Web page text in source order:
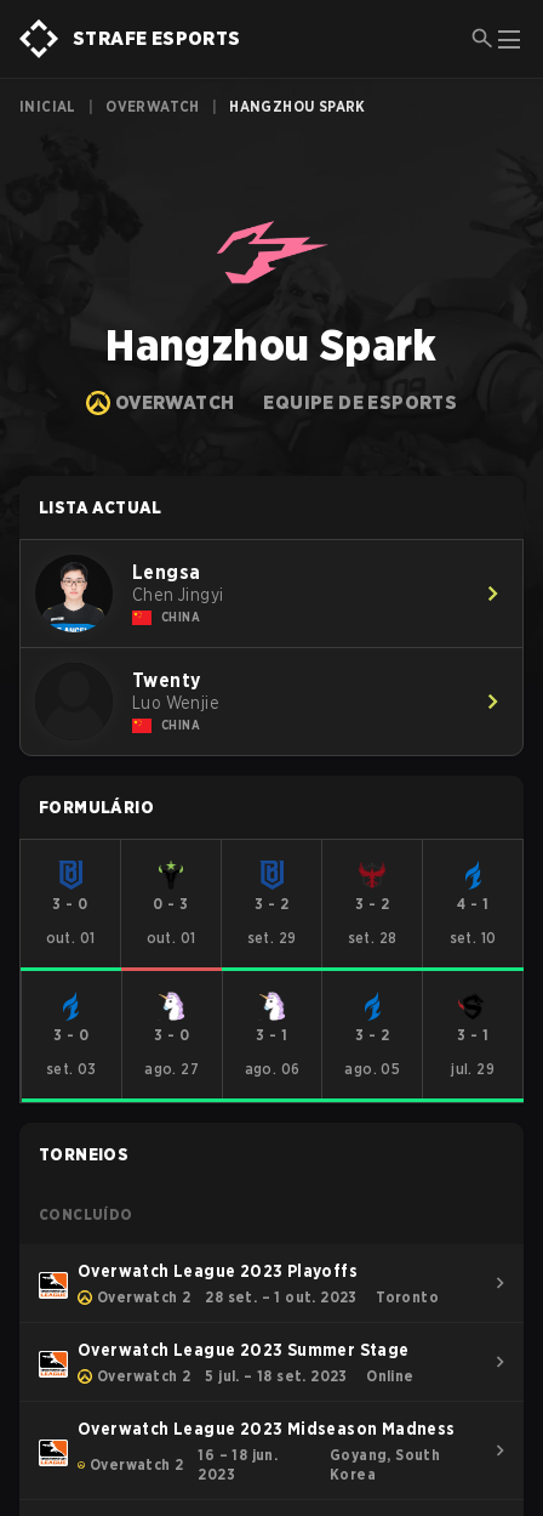
STRAFE ESPORTS
INICIAL OVERWATCH HANGZHOU SPARK
Hangzhou Spark
OVERWATCH EQUIPE DE ESPORTS
LISTA ACTUAL
Lengsa
Chen Jingyi
CHINA
Twenty
Luo Wenjie
CHINA
FORMULÁRIO
3 - 0
out. 01
0 - 3
out. 01
3 - 2
set. 29
3 - 2
set. 28
4 - 1
set. 10
3 - 0
set. 03
3 - 0
ago. 27
3 -1
ago. 06
3 - 2
ago. 05
3 - 1
jul. 29
TORNEIOS
CONCLUÍDO
Overwatch League 2023 Playoffs
Overwatch 2 28 set. – 1 out. 2023 Toronto
Overwatch League 2023 Summer Stage
Overwatch 2 5 jul. – 18 set. 2023 Online
Overwatch League 2023 Midseason Madness
Overwatch 2
16 – 18 jun.
2023
Goyang, South
Korea